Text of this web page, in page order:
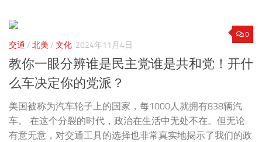
0
交通 / 北美 / 文化 2024年11月4日
教你一眼分辨谁是民主党谁是共和党！开什
么车决定你的党派？
美国被称为汽车轮子上的国家，每1000人就拥有838辆汽
车。 在这个分裂的时代，政治在生活中无处不在。但无论
有意无意，对交通工具的选择也非常真实地揭示了我们的政